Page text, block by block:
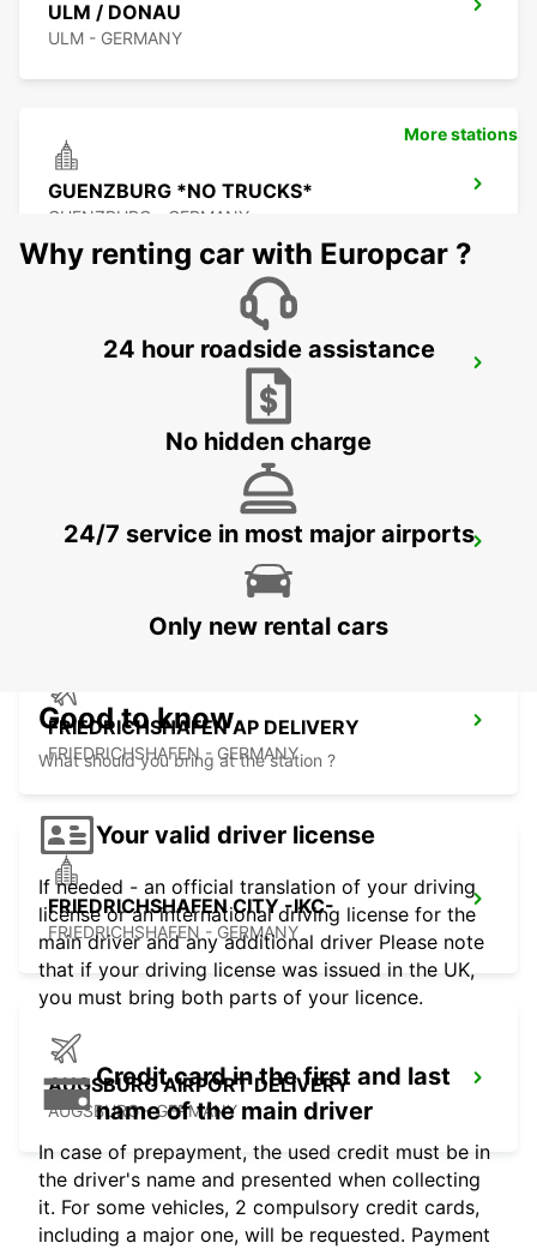
ULM / DONAU
ULM - GERMANY
GUENZBURG *NO TRUCKS*
GUENZBURG - GERMANY
AUGSBURG LECHHAUSEN
FRIEDRICHSHAFEN AP DELIVERY
FRIEDRICHSHAFEN - GERMANY
FRIEDRICHSHAFEN CITY -IKC-
FRIEDRICHSHAFEN - GERMANY
AUGSBURG AIRPORT DELIVERY
AUGSBURG - GERMANY
More stations
Why renting car with Europcar ?
24 hour roadside assistance
No hidden charge
24/7 service in most major airports
Only new rental cars
Good to know
What should you bring at the station ?
Your valid driver license
If needed - an official translation of your driving
license or an international driving license for the
main driver and any additional driver Please note
that if your driving license was issued in the UK,
you must bring both parts of your licence.
Credit card in the first and last
name of the main driver
In case of prepayment, the used credit must be in
the driver's name and presented when collecting
it. For some vehicles, 2 compulsory credit cards,
including a major one, will be requested. Payment